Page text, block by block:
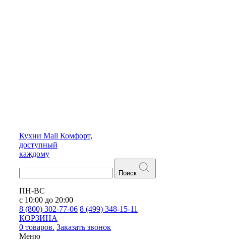
Кухни Mall Комфорт,
доступный
каждому
Поиск
ПН-ВС
с 10:00 до 20:00
8 (800) 302-77-06 8 (499) 348-15-11
КОРЗИНА
0 товаров. Заказать звонок
Меню